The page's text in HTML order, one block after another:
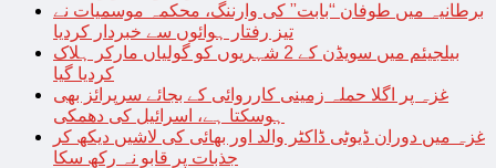
برطانیہ میں طوفان “بابت” کی وارننگ، محکمہ موسمیات نے
تیز رفتار ہوائوں سے خبردار کردیا
بیلجیئم میں سویڈن کے 2 شہریوں کو گولیاں مارکر ہلاک
کردیا گیا
غزہ پر اگلا حملہ زمینی کارروائی کے بجائے سرپرائز بھی
ہوسکتا ہے، اسرائیل کی دھمکی
غزہ میں دوران ڈیوٹی ڈاکٹر والد اور بھائی کی لاشیں دیکھ کر
جذبات پر قابو نہ رکھ سکا